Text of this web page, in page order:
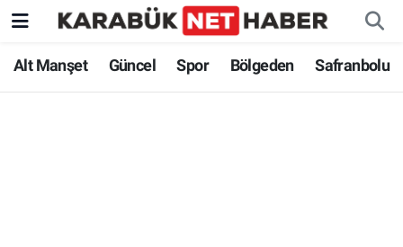
Alt Manşet Güncel Spor Bölgeden Safranbolu